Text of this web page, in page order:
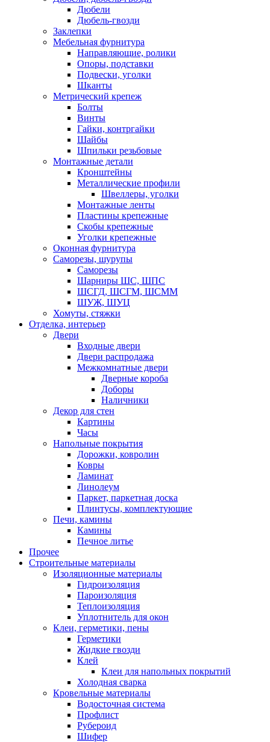
Дюбели
Дюбель-гвозди
Заклепки
Мебельная фурнитура
Направляющие, ролики
Опоры, подставки
Подвески, уголки
Шканты
Метрический крепеж
Болты
Винты
Гайки, контргайки
Шайбы
Шпильки резьбовые
Монтажные детали
Кронштейны
Металлические профили
Швеллеры, уголки
Монтажные ленты
Пластины крепежные
Скобы крепежные
Уголки крепежные
Оконная фурнитура
Саморезы, шурупы
Саморезы
Шарниры ШС, ШПС
ШСГД, ШСГМ, ШСММ
ШУЖ, ШУЦ
Хомуты, стяжки
Отделка, интерьер
Двери
Входные двери
Двери распродажа
Межкомнатные двери
Дверные короба
Доборы
Наличники
Декор для стен
Картины
Часы
Напольные покрытия
Дорожки, ковролин
Ковры
Ламинат
Линолеум
Паркет, паркетная доска
Плинтусы, комплектующие
Печи, камины
Камины
Печное литье
Прочее
Строительные материалы
Изоляционные материалы
Гидроизоляция
Пароизоляция
Теплоизоляция
Уплотнитель для окон
Клеи, герметики, пены
Герметики
Жидкие гвозди
Клей
Клеи для напольных покрытий
Холодная сварка
Кровельные материалы
Водосточная система
Профлист
Рубероид
Шифер